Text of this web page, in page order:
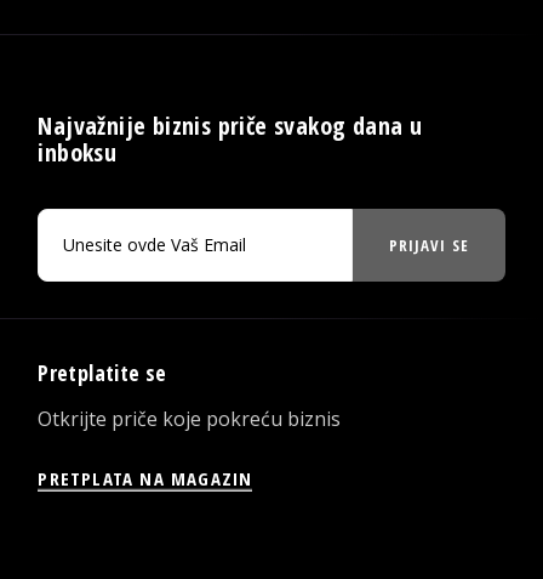
Najvažnije biznis priče svakog dana u
inboksu
PRIJAVI SE
Pretplatite se
Otkrijte priče koje pokreću biznis
PRETPLATA NA MAGAZIN